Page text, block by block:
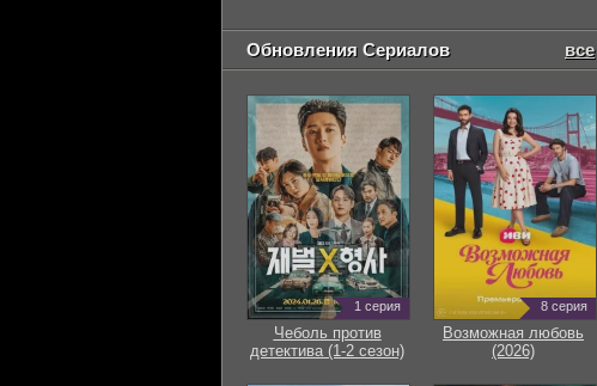
Обновления Сериалов все
1 серия
Чеболь против
детектива (1-2 сезон)
8 серия
Возможная любовь
(2026)